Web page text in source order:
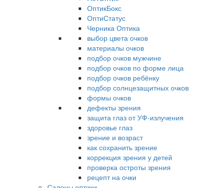
ОптикБокс
ОптиСтатус
Черника Оптика
выбор цвета очков
материалы очков
подбор очков мужчине
подбор очков по форме лица
подбор очков ребёнку
подбор солнцезащитных очков
формы очков
дефекты зрения
защита глаз от УФ-излучения
здоровье глаз
зрение и возраст
как сохранить зрение
коррекция зрения у детей
проверка остроты зрения
рецепт на очки